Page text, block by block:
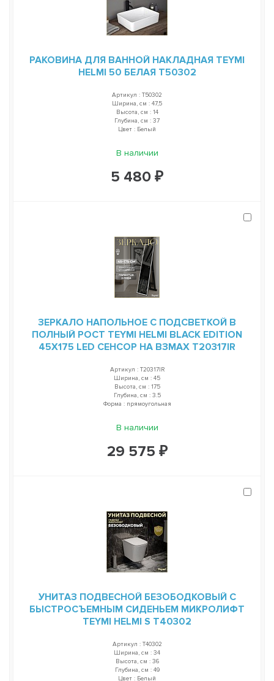
РАКОВИНА ДЛЯ ВАННОЙ НАКЛАДНАЯ TEYMI
HELMI 50 БЕЛАЯ T50302
Артикул : T50302
Ширина, см : 47,5
Высота, см : 14
Глубина, см : 37
Цвет : Белый
В наличии
5 480 ₽
ЗЕРКАЛО НАПОЛЬНОЕ С ПОДСВЕТКОЙ В
ПОЛНЫЙ РОСТ TEYMI HELMI BLACK EDITION
45Х175 LED СЕНСОР НА ВЗМАХ T20317IR
Артикул : T20317IR
Ширина, см : 45
Высота, см : 175
Глубина, см : 3.5
Форма : прямоугольная
В наличии
29 575 ₽
УНИТАЗ ПОДВЕСНОЙ БЕЗОБОДКОВЫЙ С
БЫСТРОСЪЕМНЫМ СИДЕНЬЕМ МИКРОЛИФТ
TEYMI HELMI S T40302
Артикул : T40302
Ширина, см : 34
Высота, см : 36
Глубина, см : 49
Цвет : Белый